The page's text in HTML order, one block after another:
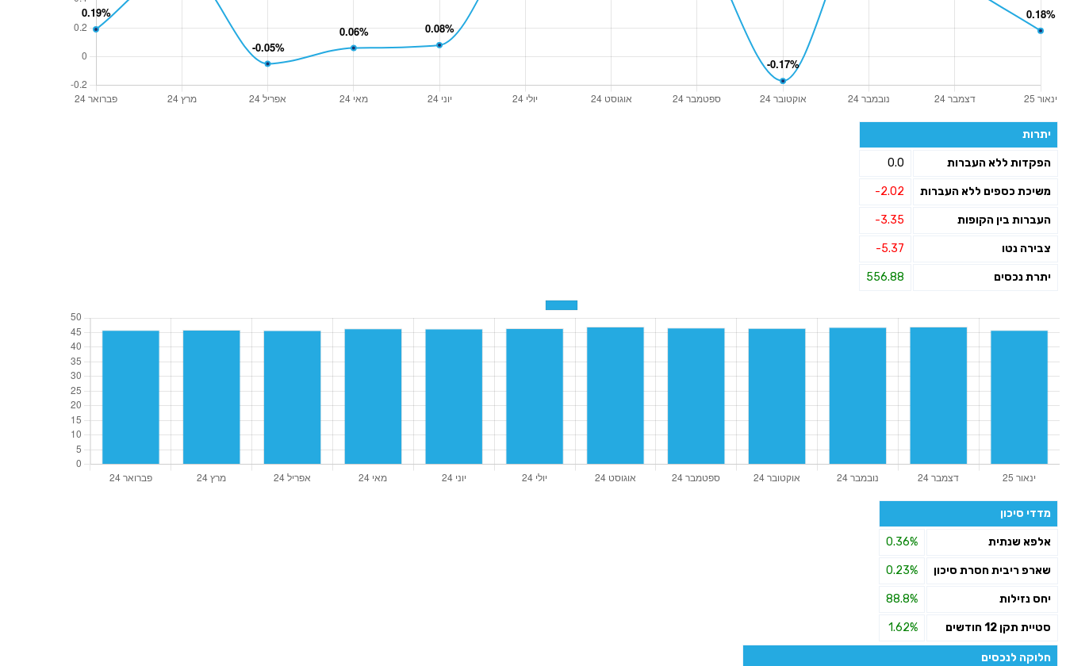
יתרות
הפקדות ללא העברות 0.0
משיכת כספים ללא העברות -2.02
העברות בין הקופות -3.35
צבירה נטו -5.37
יתרת נכסים 556.88
מדדי סיכון
אלפא שנתית 0.36%
שארפ ריבית חסרת סיכון 0.23%
יחס נזילות 88.8%
סטיית תקן 12 חודשים 1.62%
חלוקה לנכסים